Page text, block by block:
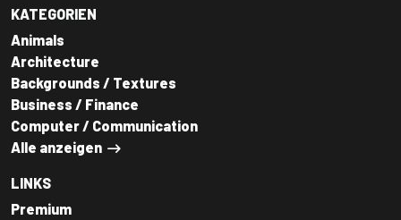
KATEGORIEN
Animals
Architecture
Backgrounds / Textures
Business / Finance
Computer / Communication
Alle anzeigen
LINKS
Premium